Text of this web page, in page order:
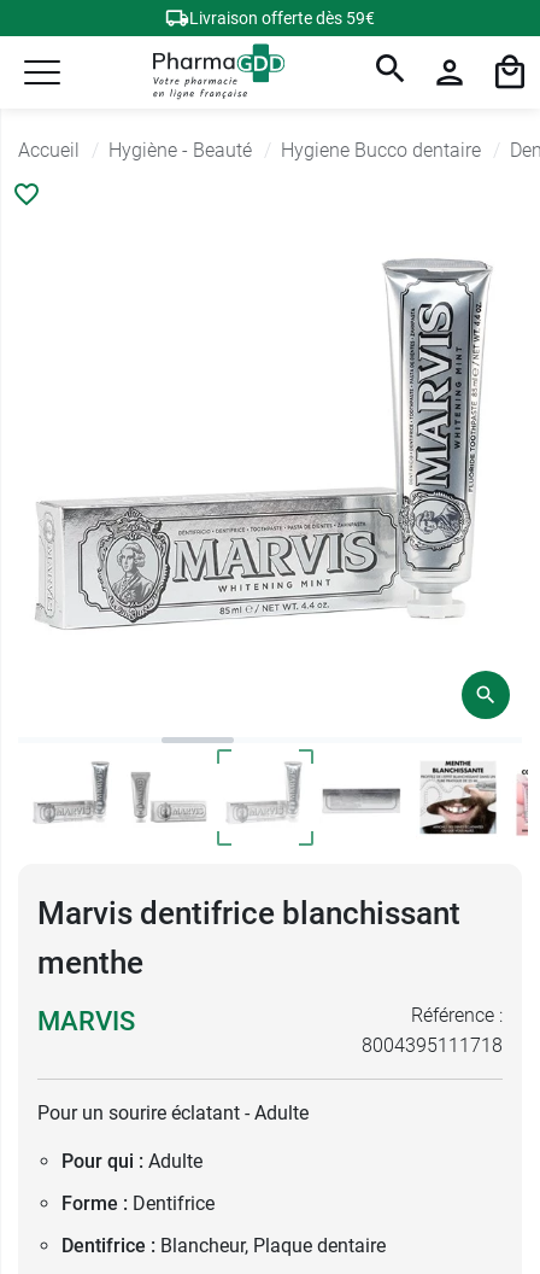
Livraison offerte dès 59€
Accueil Hygiène - Beauté Hygiene Bucco dentaire
Marvis dentifrice blanchissant
menthe
MARVIS
Référence :
8004395111718
Pour un sourire éclatant - Adulte
Pour qui : Adulte
Forme : Dentifrice
Dentifrice : Blancheur, Plaque dentaire